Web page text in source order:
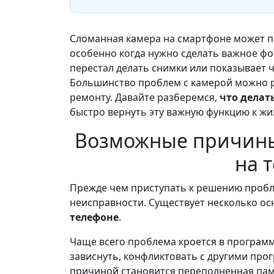
Сломанная камера на смартфоне может
особенно когда нужно сделать важное
перестал делать снимки или
Большинство проблем с камерой можно
ремонту. Давайте разберемся, что
быстро вернуть эту важную функцию к
Возможные
на
Прежде чем приступать к решению
неисправности. Существует несколько
телефоне.
Чаще всего проблема кроется в
зависнуть, конфликтовать с другими
причиной становится переполненная